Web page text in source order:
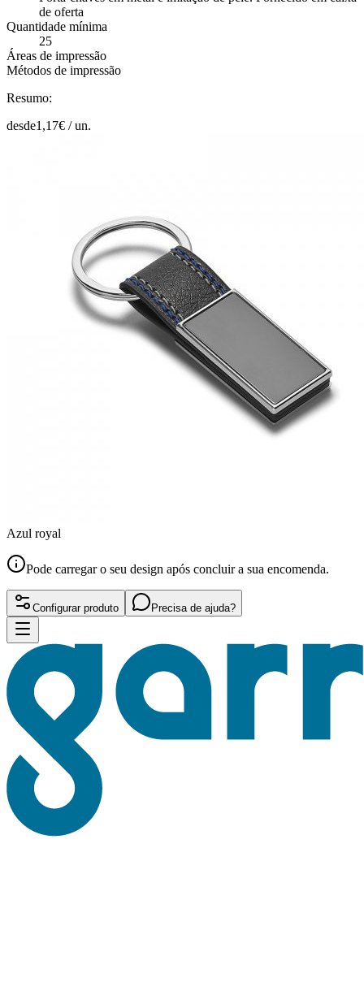
de oferta
Quantidade mínima
25
Áreas de impressão
Métodos de impressão
Resumo:
desde1,17€ /un.
Azul royal
Pode carregar o seu design após concluir a sua encomenda.
Configurar produto Precisa de ajuda?